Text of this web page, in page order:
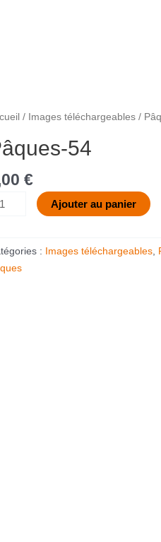
/ Images téléchargeables /
54
€
Ajouter au panier
: Images téléchargeables,